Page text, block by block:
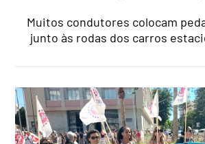
Muitos condutores colocam
junto às rodas dos carros